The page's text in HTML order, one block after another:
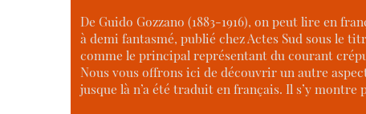
De Guido Gozzano (1883-1916), on peut lire en
à demi fantasmé, publié chez Actes Sud sous le
comme le principal représentant du courant
Nous vous offrons ici de découvrir un autre
jusque là n’a été traduit en français. Il s’y